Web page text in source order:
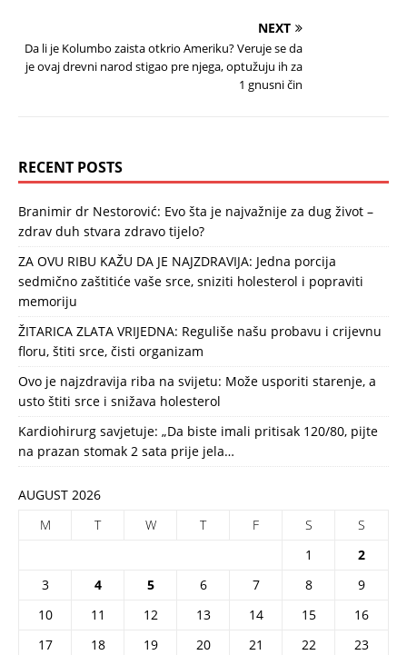
NEXT
Da li je Kolumbo zaista otkrio Ameriku? Veruje se da
je ovaj drevni narod stigao pre njega, optužuju ih za
1 gnusni čin
RECENT POSTS
Branimir dr Nestorović: Evo šta je najvažnije za dug život –
zdrav duh stvara zdravo tijelo?
ZA OVU RIBU KAŽU DA JE NAJZDRAVIJA: Jedna porcija
sedmično zaštitiće vaše srce, sniziti holesterol i popraviti
memoriju
ŽITARICA ZLATA VRIJEDNA: Reguliše našu probavu i crijevnu
floru, štiti srce, čisti organizam
Ovo je najzdravija riba na svijetu: Može usporiti starenje, a
usto štiti srce i snižava holesterol
Kardiohirurg savjetuje: „Da biste imali pritisak 120/80, pijte
na prazan stomak 2 sata prije jela…
AUGUST 2026
M
T W T F S
S
1
2
3
4 5 6 7 8
9
10
11 12 13 14 15
16
17
18 19 20 21 22
23